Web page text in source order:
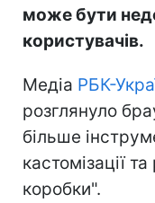
може бути
користувачів.
Медіа РБК-
розглянуло
більше
кастомізації
коробки".